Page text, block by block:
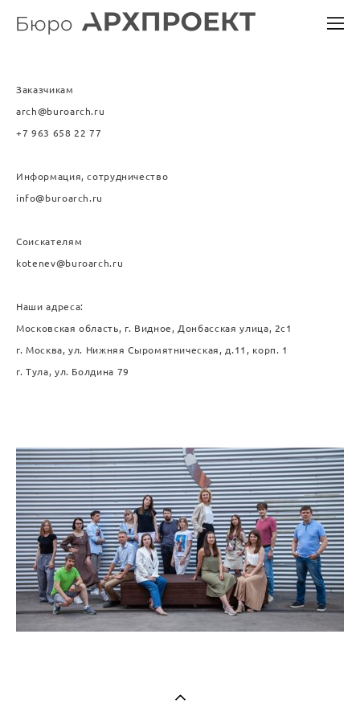
Заказчикам
arch@buroarch.ru
+7 963 658 22 77
Информация, сотрудничество
info@buroarch.ru
Соискателям
kotenev@buroarch.ru
Наши адреса:
Московская область, г. Видное,Донбасская улица, 2с1
г. Москва, ул. Нижняя Сыромятническая, д.11, корп. 1
г. Тула, ул. Болдина 79